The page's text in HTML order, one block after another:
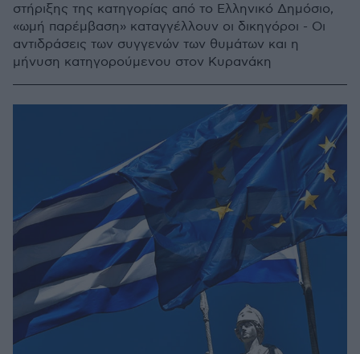
στήριξης της κατηγορίας από το Ελληνικό Δημόσιο,
«ωμή παρέμβαση» καταγγέλλουν οι δικηγόροι - Οι
αντιδράσεις των συγγενών των θυμάτων και η
μήνυση κατηγορούμενου στον Κυρανάκη